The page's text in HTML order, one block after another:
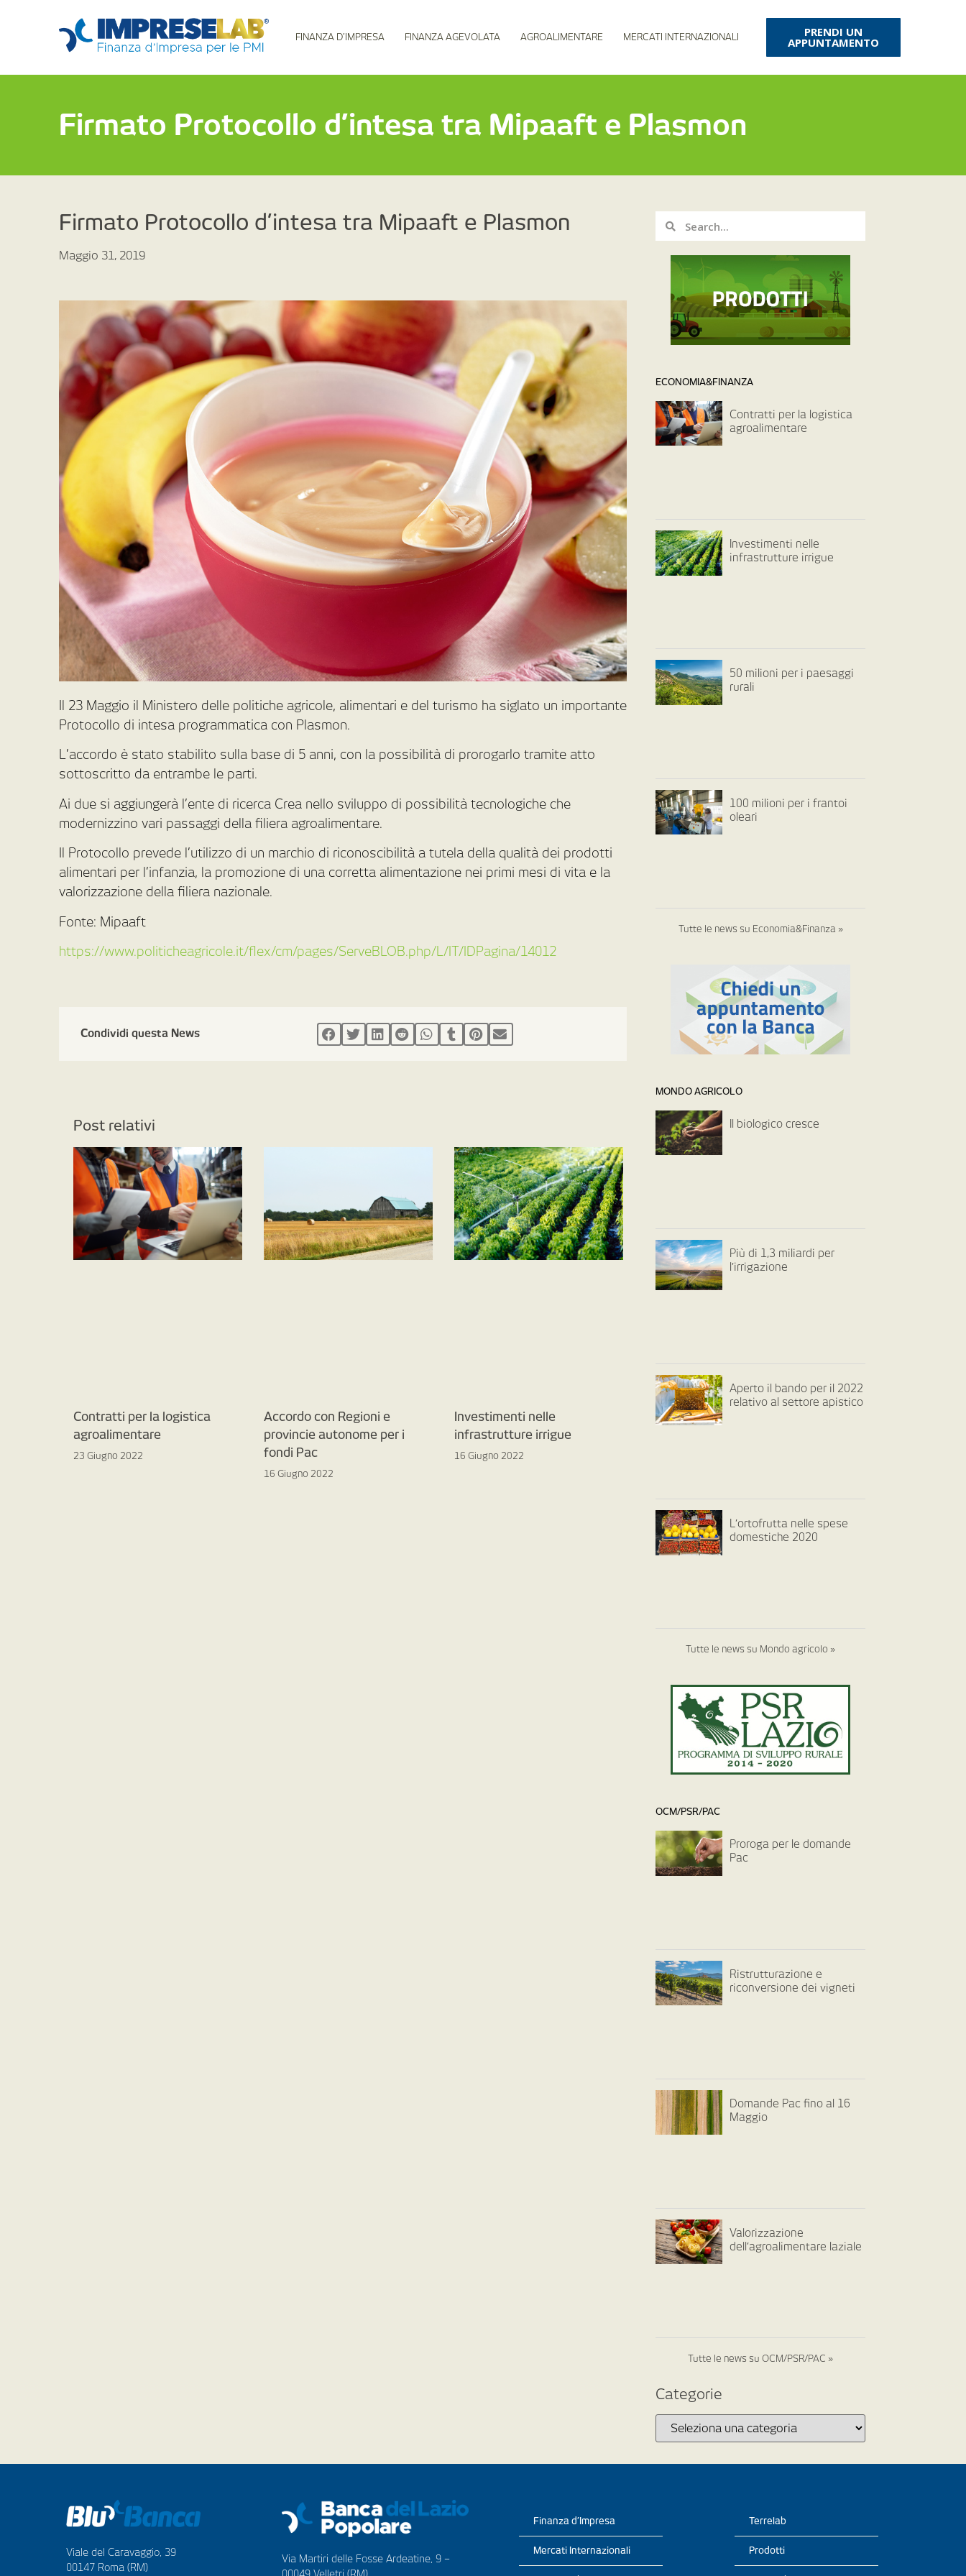
FINANZA D’IMPRESA FINANZA AGEVOLATA AGROALIMENTARE MERCATI INTERNAZIONALI PRENDI UN
APPUNTAMENTO
Firmato Protocollo d’intesa tra Mipaaft e Plasmon
Firmato Protocollo d’intesa tra Mipaaft e Plasmon
Maggio 31, 2019
Il 23 Maggio il Ministero delle politiche agricole, alimentari e del turismo ha siglato un importante
Protocollo di intesa programmatica con Plasmon.
L’accordo è stato stabilito sulla base di 5 anni, con la possibilità di prorogarlo tramite atto
sottoscritto da entrambe le parti.
Ai due si aggiungerà l’ente di ricerca Crea nello sviluppo di possibilità tecnologiche che
modernizzino vari passaggi della filiera agroalimentare.
Il Protocollo prevede l’utilizzo di un marchio di riconoscibilità a tutela della qualità dei prodotti
alimentari per l’infanzia, la promozione di una corretta alimentazione nei primi mesi di vita e la
valorizzazione della filiera nazionale.
Fonte: Mipaaft
https://www.politicheagricole.it/flex/cm/pages/ServeBLOB.php/L/IT/IDPagina/14012
Condividi questa News
Post relativi
Contratti per la logistica
agroalimentare
23 Giugno 2022
Accordo con Regioni e
provincie autonome per i
fondi Pac
16 Giugno 2022
Investimenti nelle
infrastrutture irrigue
16 Giugno 2022
ECONOMIA&FINANZA
Contratti per la logistica
agroalimentare
Investimenti nelle
infrastrutture irrigue
50 milioni per i paesaggi
rurali
100 milioni per i frantoi
oleari
Tutte le news su Economia&Finanza »
MONDO AGRICOLO
Il biologico cresce
Più di 1,3 miliardi per
l’irrigazione
Aperto il bando per il 2022
relativo al settore apistico
L’ortofrutta nelle spese
domestiche 2020
Tutte le news su Mondo agricolo »
OCM/PSR/PAC
Proroga per le domande
Pac
Ristrutturazione e
riconversione dei vigneti
Domande Pac fino al 16
Maggio
Valorizzazione
dell’agroalimentare laziale
Tutte le news su OCM/PSR/PAC »
Categorie
Viale del Caravaggio, 39
00147 Roma (RM)
Via Martiri delle Fosse Ardeatine, 9 –
Finanza d’Impresa
Mercati Internazionali
Terrelab
Prodotti